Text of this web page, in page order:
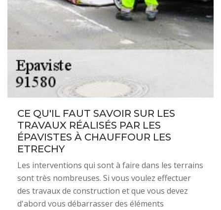
CE QU'IL FAUT SAVOIR SUR LES
TRAVAUX RÉALISÉS PAR LES
ÉPAVISTES À CHAUFFOUR LES
ETRECHY
Les interventions qui sont à faire dans les terrains
sont très nombreuses. Si vous voulez effectuer
des travaux de construction et que vous devez
d'abord vous débarrasser des éléments